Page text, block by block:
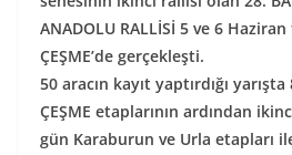
ANADOLU RALLİSİ 5 ve 6
ÇEŞME’de gerçekleşti.
50 aracın kayıt yaptırdığı
ÇEŞME etaplarının ardından
gün Karaburun ve Urla etapları